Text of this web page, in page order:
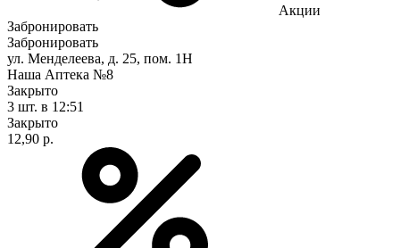
Акции
Забронировать
Забронировать
ул. Менделеева, д. 25, пом. 1Н
Наша Аптека №8
Закрыто
3 шт. в 12:51
Закрыто
12,90 р.